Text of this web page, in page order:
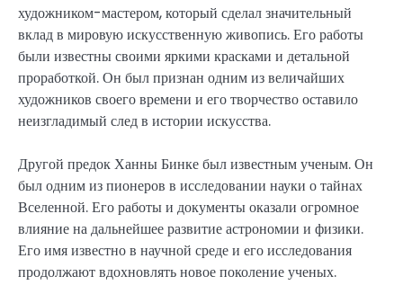
художником-мастером, который сделал значительный
вклад в мировую искусственную живопись. Его работы
были известны своими яркими красками и детальной
проработкой. Он был признан одним из величайших
художников своего времени и его творчество оставило
неизгладимый след в истории искусства.
Другой предок Ханны Бинке был известным ученым. Он
был одним из пионеров в исследовании науки о тайнах
Вселенной. Его работы и документы оказали огромное
влияние на дальнейшее развитие астрономии и физики.
Его имя известно в научной среде и его исследования
продолжают вдохновлять новое поколение ученых.